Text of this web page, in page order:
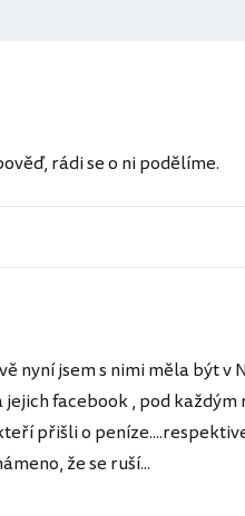
rádi se o ni podělíme.
nyní jsem s nimi měla být v
facebook , pod
přišli o
že se ruší...